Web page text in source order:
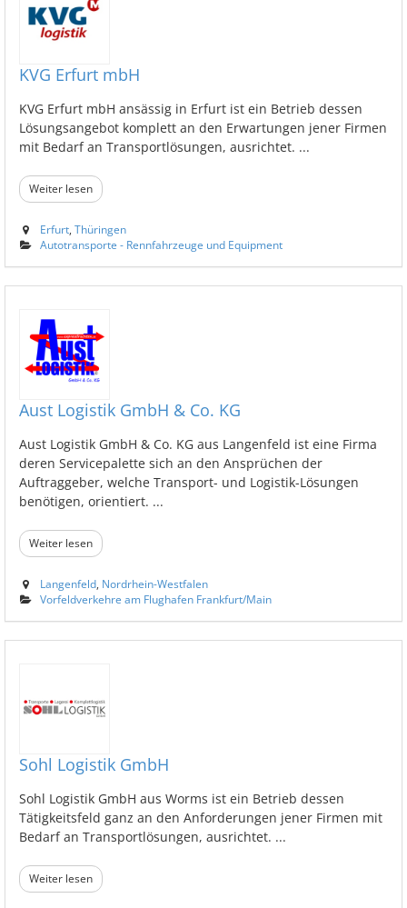
KVG Erfurt mbH
KVG Erfurt mbH ansässig in Erfurt ist ein Betrieb dessen
Lösungsangebot komplett an den Erwartungen jener Firmen
mit Bedarf an Transportlösungen, ausrichtet. ...
Weiter lesen
Erfurt Thüringen
Autotransporte - Rennfahrzeuge und Equipment
Aust Logistik GmbH & Co. KG
Aust Logistik GmbH & Co. KG aus Langenfeld ist eine Firma
deren Servicepalette sich an den Ansprüchen der
Auftraggeber, welche Transport- und Logistik-Lösungen
benötigen, orientiert. ...
Weiter lesen
Langenfeld Nordrhein-Westfalen
Vorfeldverkehre am Flughafen Frankfurt/Main
Sohl Logistik GmbH
Sohl Logistik GmbH aus Worms ist ein Betrieb dessen
Tätigkeitsfeld ganz an den Anforderungen jener Firmen mit
Bedarf an Transportlösungen, ausrichtet. ...
Weiter lesen